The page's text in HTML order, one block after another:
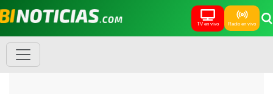
TV en vivo Radio en vivo